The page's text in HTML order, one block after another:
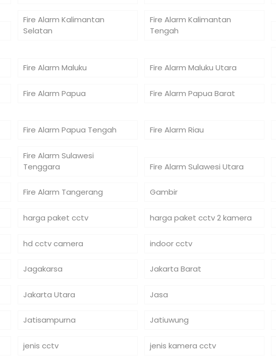
Fire Alarm Kalimantan
Selatan
Fire Alarm Kalimantan
Tengah
Fire Alarm Maluku Fire Alarm Maluku Utara
Fire Alarm Papua Fire Alarm Papua Barat
Fire Alarm Papua Tengah Fire Alarm Riau
Fire Alarm Sulawesi
Tenggara
Fire Alarm Sulawesi Utara
Fire Alarm Tangerang Gambir
harga paket cctv harga paket cctv 2 kamera
hd cctv camera indoor cctv
Jagakarsa Jakarta Barat
Jakarta Utara Jasa
Jatisampurna Jatiuwung
jenis cctv jenis kamera cctv